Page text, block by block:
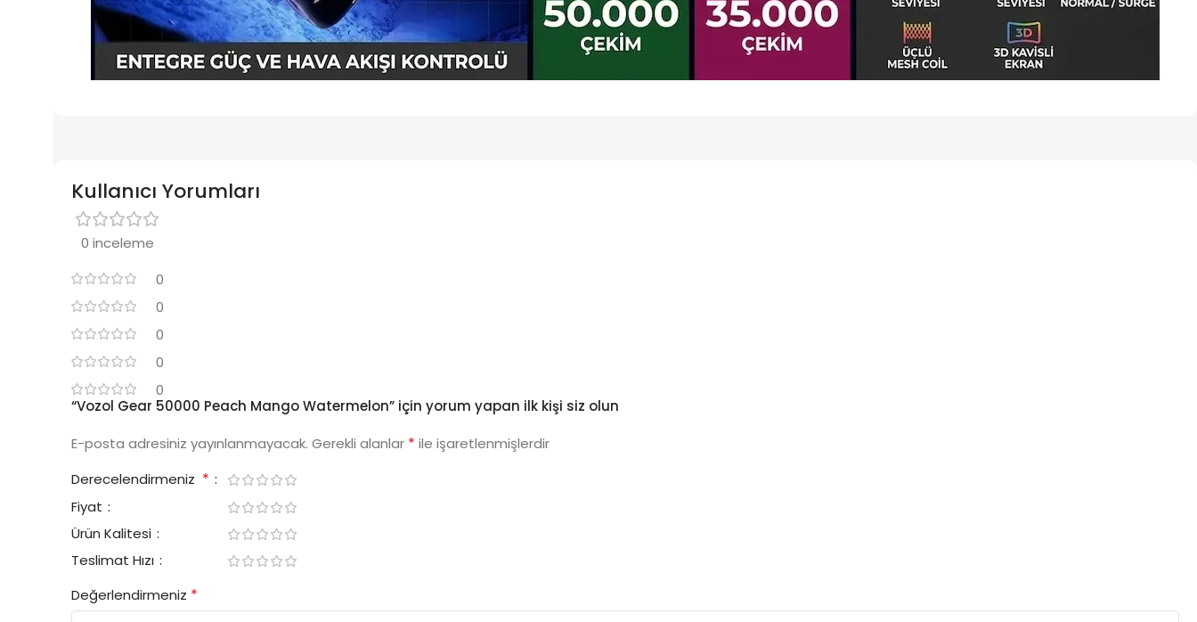
Kullanıcı Yorumları
0 inceleme
0
0
0
0
0
“Vozol Gear 50000 Peach Mango Watermelon” için yorum yapan ilk kişi siz olun
E-posta adresiniz yayınlanmayacak. Gerekli alanlar * ile işaretlenmişlerdir
Derecelendirmeniz *
Fiyat
Ürün Kalitesi
Teslimat Hızı
Değerlendirmeniz *